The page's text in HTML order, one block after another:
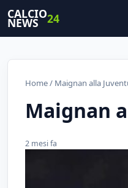
CALCIO
NEWS 24
Home/ Maignan alla
Maignan
2 mesi fa